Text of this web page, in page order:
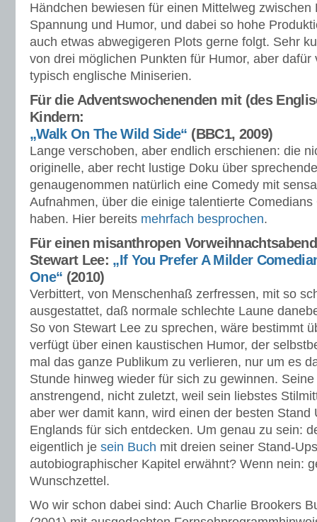
Händchen bewiesen für einen Mittelweg zwischen
Spannung und Humor, und dabei so hohe
auch etwas abwegigeren Plots gerne folgt. Sehr
von drei möglichen Punkten für Humor, aber
typisch englische Miniserien.
Für die Adventswochenenden mit (des
Kindern:
„Walk On The Wild Side“ (BBC1, 2009)
Lange verschoben, aber endlich erschienen: die
originelle, aber recht lustige Doku über
genaugenommen natürlich eine Comedy mit
Aufnahmen, über die einige talentierte
haben. Hier bereits mehrfach besprochen.
Für einen misanthropen
Stewart Lee: „If You Prefer A Milder
One“ (2010)
Verbittert, von Menschenhaß zerfressen, mit so
ausgestattet, daß normale schlechte Laune
So von Stewart Lee zu sprechen, wäre bestimmt
verfügt über einen kaustischen Humor, der
mal das ganze Publikum zu verlieren, nur um es
Stunde hinweg wieder für sich zu gewinnen.
anstrengend, nicht zuletzt, weil sein liebstes
aber wer damit kann, wird einen der besten Stand
Englands für sich entdecken. Um genau zu sein:
eigentlich je sein Buch mit dreien seiner Stand-
autobiographischer Kapitel erwähnt? Wenn nein:
Wunschzettel.
Wo wir schon dabei sind: Auch Charlie Brookers